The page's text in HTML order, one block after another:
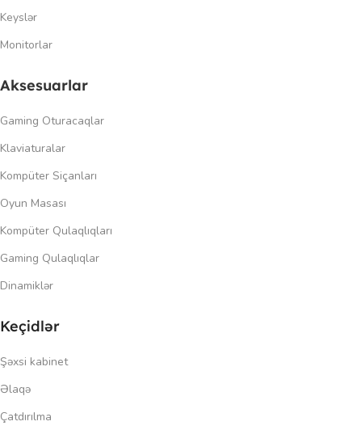
Keyslər
Monitorlar
Aksesuarlar
Gaming Oturacaqlar
Klaviaturalar
Kompüter Siçanları
Oyun Masası
Kompüter Qulaqlıqları
Gaming Qulaqlıqlar
Dinamiklər
Keçidlər
Şəxsi kabinet
Əlaqə
Çatdırılma